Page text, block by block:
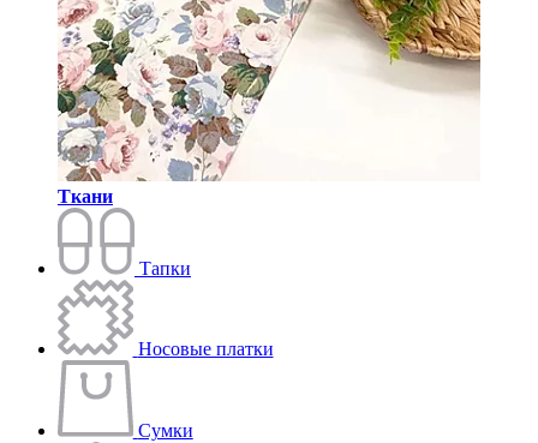
Ткани
Тапки
Носовые платки
Сумки